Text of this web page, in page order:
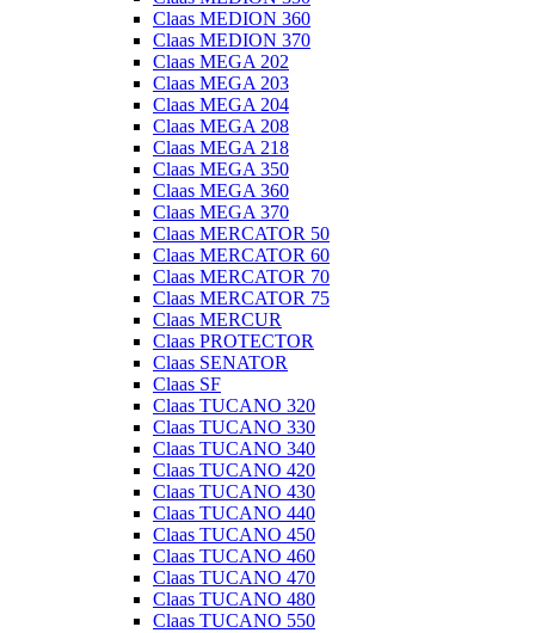
Claas MEDION 360
Claas MEDION 370
Claas MEGA 202
Claas MEGA 203
Claas MEGA 204
Claas MEGA 208
Claas MEGA 218
Claas MEGA 350
Claas MEGA 360
Claas MEGA 370
Claas MERCATOR 50
Claas MERCATOR 60
Claas MERCATOR 70
Claas MERCATOR 75
Claas MERCUR
Claas PROTECTOR
Claas SENATOR
Claas SF
Claas TUCANO 320
Claas TUCANO 330
Claas TUCANO 340
Claas TUCANO 420
Claas TUCANO 430
Claas TUCANO 440
Claas TUCANO 450
Claas TUCANO 460
Claas TUCANO 470
Claas TUCANO 480
Claas TUCANO 550